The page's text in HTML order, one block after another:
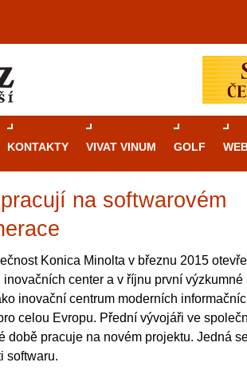
KONTAKTY VIVAT VINUM GOLF
na softwarovém
Konica Minolta v březnu 2015
center a v říjnu první výzkumné
inovační centrum moderních
celou Evropu. Přední vývojáři ve
době pracuje na novém projektu. Jedná
softwaru.
Průvodce kasinovými hrami v
rulety po video automaty
Brno je městem známým pro zajímavé
restaurace, divadla a univerzity. Mimo
místem, kde si můžete legálně a
různé kasinové hry. V neustále
metropoli naleznete širokou nabídku
rulety až po moderní automaty jak
V...